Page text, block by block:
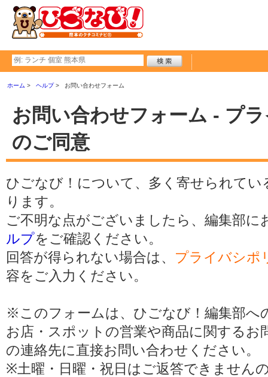
ホーム ヘルプ お問い合わせフォーム
お問い合わせフォーム - プ
のご同意
ひごなび！について、多く寄せられてい
ります。
ご不明な点がございましたら、編集部
ルプをご確認ください。
回答が得られない場合は、 プライバシポ
容をご入力ください。
※このフォームは、ひごなび！編集部へ
お店・スポットの営業や商品に関する
の連絡先に直接お問い合わせください。
※土曜・日曜・祝日はご返答できません